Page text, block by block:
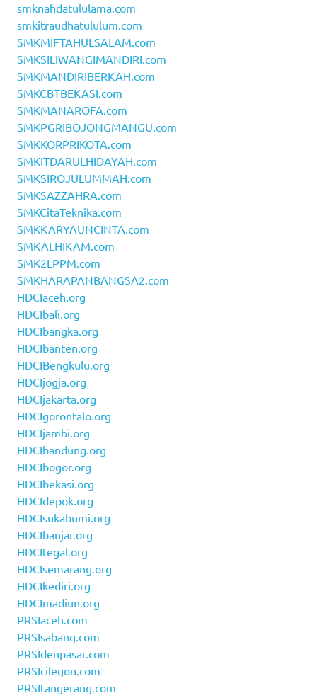
smknahdatululama.com
smkitraudhatululum.com
SMKMIFTAHULSALAM.com
SMKSILIWANGIMANDIRI.com
SMKMANDIRIBERKAH.com
SMKCBTBEKASI.com
SMKMANAROFA.com
SMKPGRIBOJONGMANGU.com
SMKKORPRIKOTA.com
SMKITDARULHIDAYAH.com
SMKSIROJULUMMAH.com
SMKSAZZAHRA.com
SMKCitaTeknika.com
SMKKARYAUNCINTA.com
SMKALHIKAM.com
SMK2LPPM.com
SMKHARAPANBANGSA2.com
HDCIaceh.org
HDCIbali.org
HDCIbangka.org
HDCIbanten.org
HDCIBengkulu.org
HDCIjogja.org
HDCIjakarta.org
HDCIgorontalo.org
HDCIjambi.org
HDCIbandung.org
HDCIbogor.org
HDCIbekasi.org
HDCIdepok.org
HDCIsukabumi.org
HDCIbanjar.org
HDCItegal.org
HDCIsemarang.org
HDCIkediri.org
HDCImadiun.org
PRSIaceh.com
PRSIsabang.com
PRSIdenpasar.com
PRSIcilegon.com
PRSItangerang.com